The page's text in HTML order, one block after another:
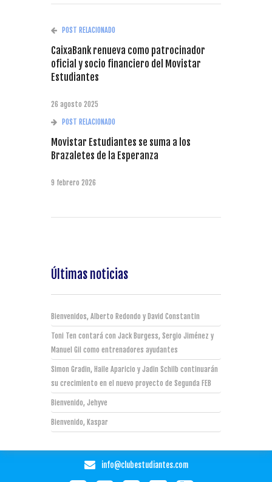
POST RELACIONADO
CaixaBank renueva como patrocinador
oficial y socio financiero del Movistar
Estudiantes
26 agosto 2025
POST RELACIONADO
Movistar Estudiantes se suma a los
Brazaletes de la Esperanza
9 febrero 2026
Últimas noticias
Bienvenidos, Alberto Redondo y David Constantin
Toni Ten contará con Jack Burgess, Sergio Jiménez y
Manuel Gil como entrenadores ayudantes
Simon Gradin, Haile Aparicio y Jadin Schilb continuarán
su crecimiento en el nuevo proyecto de Segunda FEB
Bienvenido, Jehyve
Bienvenido, Kaspar
info@clubestudiantes.com